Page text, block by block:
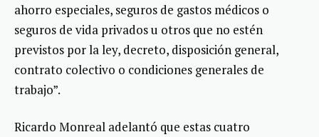
ahorro especiales, seguros de gastos médicos o
seguros de vida privados u otros que no estén
previstos por la ley, decreto, disposición general,
contrato colectivo o condiciones generales de
trabajo”.
Ricardo Monreal adelantó que estas cuatro